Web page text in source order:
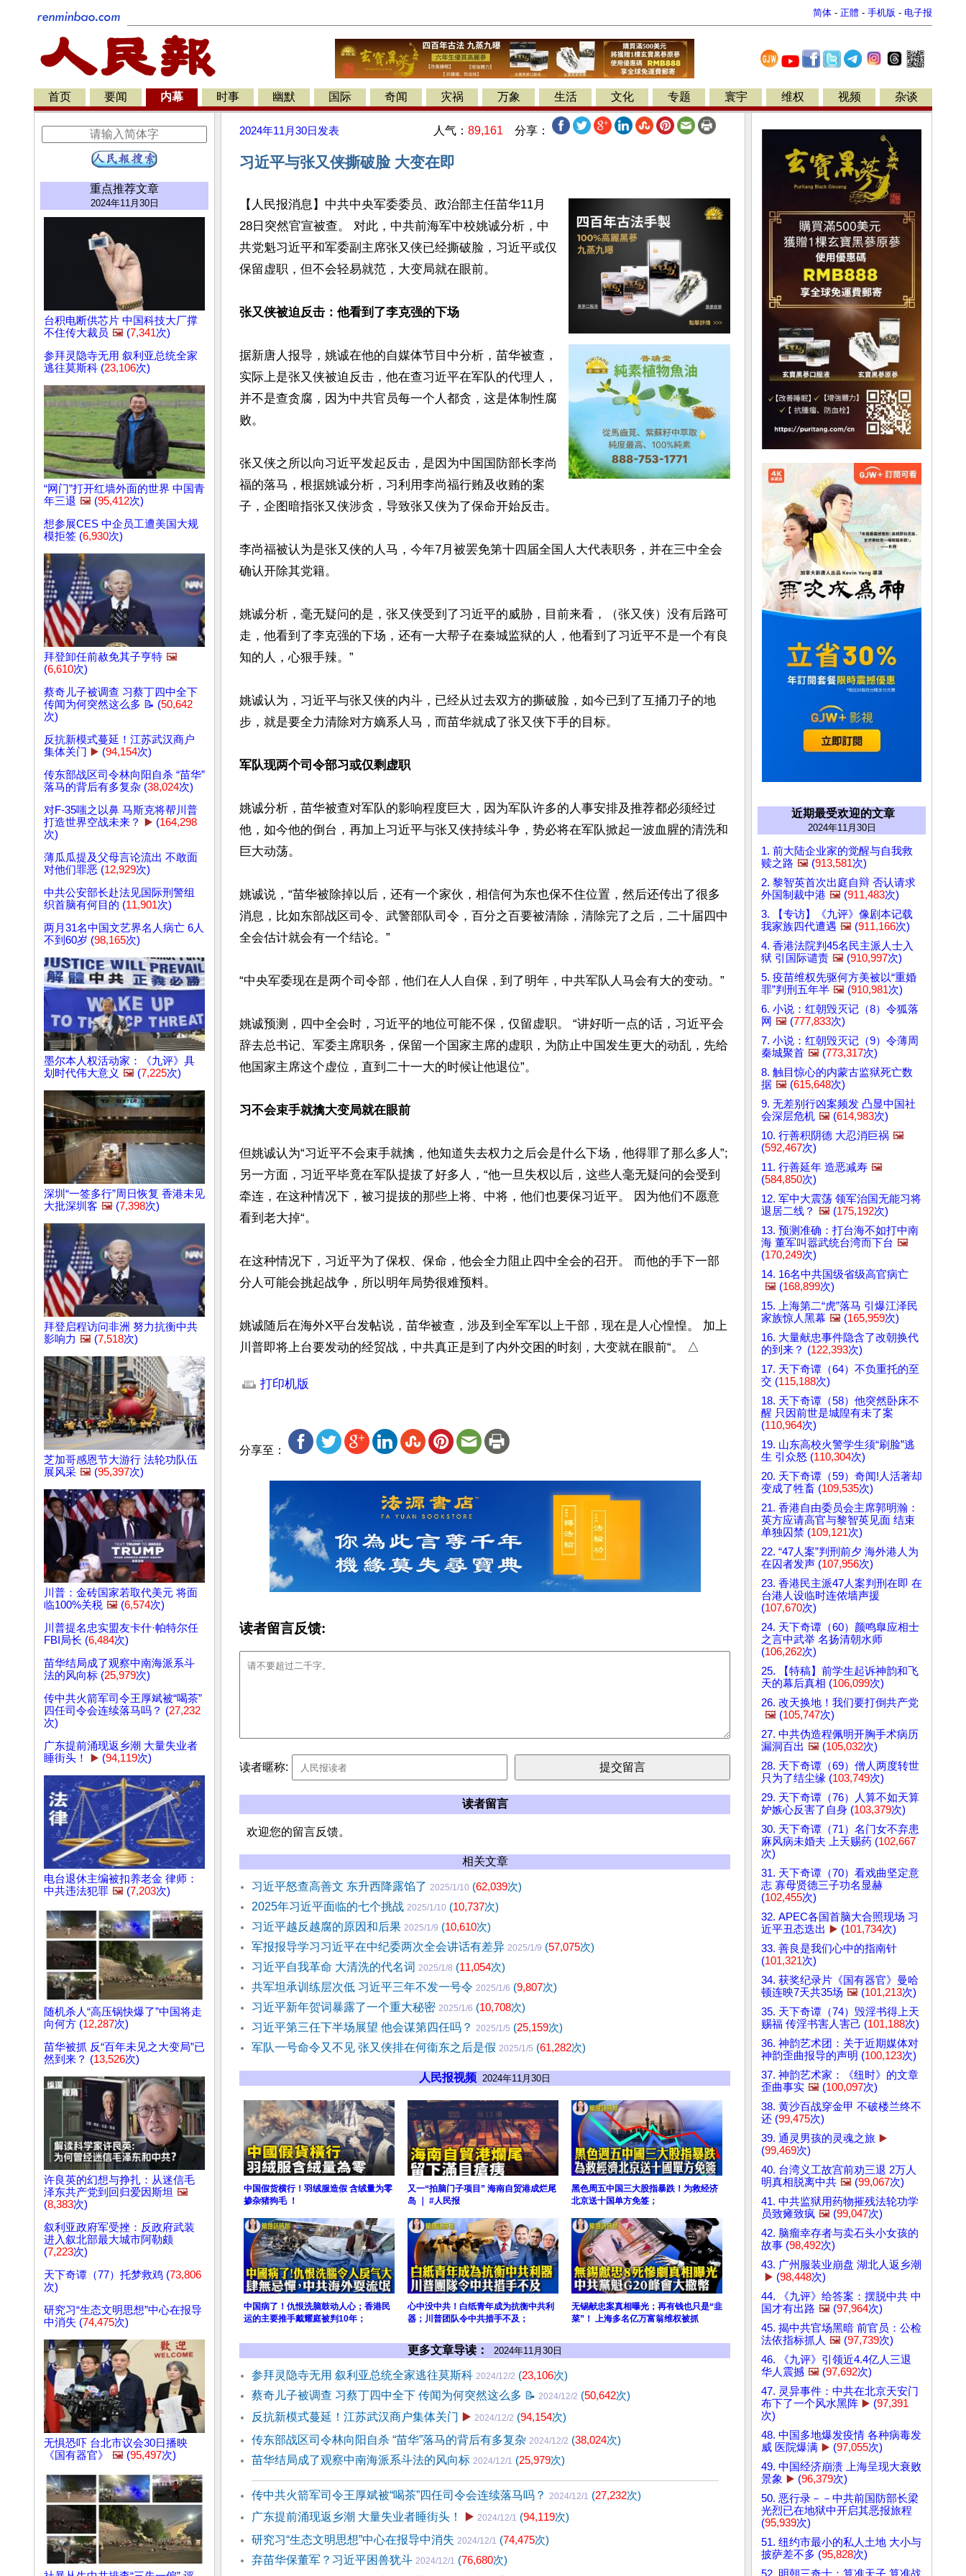
简体 - 正體 - 手机版 - 电子报
首页 要闻 内幕 时事 幽默 国际 奇闻 灾祸 万象 生活 文化 专题 寰宇 维权 视频 杂谈
重点推荐文章
2024年11月30日
台积电断供芯片 中国科技大厂撑
不住传大裁员 🖼️ (7,341次)
参拜灵隐寺无用 叙利亚总统全家
逃往莫斯科 (23,106次)
“网门”打开红墙外面的世界 中国青
年三退 🖼️ (95,412次)
想参展CES 中企员工遭美国大规
模拒签 (6,930次)
拜登卸任前赦免其子亨特 🖼️
(6,610次)
蔡奇儿子被调查 习蔡丁四中全下
传闻为何突然这么多 📝 (50,642
次)
反抗新模式蔓延！江苏武汉商户
集体关门 ▶️ (94,154次)
传东部战区司令林向阳自杀 “苗华”
落马的背后有多复杂 (38,024次)
对F-35嗤之以鼻 马斯克将帮川普
打造世界空战未来？
▶️ (164,298
次)
薄瓜瓜提及父母言论流出 不敢面
对他们罪恶 (12,929次)
中共公安部长赴法见国际刑警组
织首脑有何目的 (11,901次)
两月31名中国文艺界名人病亡 6人
不到60岁 (98,165次)
墨尔本人权活动家：《九评》具
划时代伟大意义 🖼️ (7,225次)
深圳“一签多行”周日恢复 香港未见
大批深圳客 🖼️ (7,398次)
拜登启程访问非洲 努力抗衡中共
影响力 🖼️ (7,518次)
芝加哥感恩节大游行 法轮功队伍
展风采 🖼️ (95,397次)
川普：金砖国家若取代美元 将面
临100%关税 🖼️ (6,574次)
川普提名忠实盟友卡什·帕特尔任
FBI局长 (6,484次)
苗华结局成了观察中南海派系斗
法的风向标 (25,979次)
传中共火箭军司令王厚斌被“喝茶”
四任司令会连续落马吗？ (27,232
次)
广东提前涌现返乡潮 大量失业者
睡街头！
▶️ (94,119次)
电台退休主编被扣养老金 律师：
中共违法犯罪 🖼️ (7,203次)
随机杀人“高压锅快爆了”中国将走
向何方 (12,287次)
苗华被抓 反“百年未见之大变局”已
然到来？ (13,526次)
许良英的幻想与挣扎：从迷信毛
泽东共产党到回归爱因斯坦 🖼️
(8,383次)
叙利亚政府军受挫：反政府武装
进入叙北部最大城市阿勒颇
(7,223次)
天下奇谭（77）托梦救鸡 (73,806
次)
研究习“生态文明思想”中心在报导
中消失 (74,475次)
无惧恐吓 台北市议会30日播映
《国有器官》
🖼️ (95,497次)
2024年11月30日 发表 人气： 89,161 分享：
习近平与张又侠撕破脸 大变在即
【人民报消息】中共中央军委委员、政治部主任苗华11月
28日突然官宣被查。 对此，中共前海军中校姚诚分析，中
共党魁习近平和军委副主席张又侠已经撕破脸，习近平或仅
保留虚职，但不会轻易就范，大变局就在眼前。
张又侠被迫反击：他看到了李克强的下场
据新唐人报导，姚诚在他的自媒体节目中分析，苗华被查，
实际上是张又侠被迫反击，他在查习近平在军队的代理人，
并不是查贪腐，因为中共官员每一个人都贪，这是体制性腐
败。
张又侠之所以向习近平发起反击，是因为中国国防部长李尚
福的落马，根据姚诚分析，习利用李尚福行贿及收贿的案
子，企图暗指张又侠涉贪，导致张又侠为了保命开始反击。
李尚福被认为是张又侠的人马，今年7月被罢免第十四届全国人大代表职务，并在三中全会
确认开除其党籍。
姚诚分析，毫无疑问的是，张又侠受到了习近平的威胁，目前来看，（张又侠）没有后路可
走，他看到了李克强的下场，还有一大帮子在秦城监狱的人，他看到了习近平不是一个有良
知的人，心狠手辣。”
姚诚认为，习近平与张又侠的内斗，已经从过去双方的撕破脸，如今已到了互捅刀子的地
步，就是要全力清除对方嫡系人马，而苗华就成了张又侠下手的目标。
军队现两个司令部习或仅剩虚职
姚诚分析，苗华被查对军队的影响程度巨大，因为军队许多的人事安排及推荐都必须经过
他，如今他的倒台，再加上习近平与张又侠持续斗争，势必将在军队掀起一波血腥的清洗和
巨大动荡。
姚诚说，“苗华被除掉以后，还有一个家伙，相信何为东也保不住位置，然后还传出了很多
消息，比如东部战区司令、武警部队司令，百分之百要被清除，清除完了之后，二十届四中
全会估计就会有一个结论。”
“中央军委现在是两个司令部，他们在人人自保，到了明年，中共军队人马会有大的变动。”
姚诚预测，四中全会时，习近平的地位可能不保，仅留虚职。 “讲好听一点的话，习近平会
辞去总书记、军委主席职务，保留一个国家主席的虚职，为防止中国发生更大的动乱，先给
他国家主席这个虚位，直到二十一大的时候让他退位”。
习不会束手就擒大变局就在眼前
但姚诚认为“习近平不会束手就擒，他知道失去权力之后会是什么下场，他得罪了那么多人”;
另一方面，习近平毕竟在军队提拔了好多人，“他一旦失权以后，这些人毫无疑问的会受到
牵连，在这种情况下，被习提拔的那些上将、中将，他们也要保习近平。 因为他们不愿意
看到老大掉“。
在这种情况下，习近平为了保权、保命，他会全力阻止四中全会的召开。 而他的手下一部
分人可能会挑起战争，所以明年局势很难预料。
姚诚随后在海外X平台发帖说，苗华被查，涉及到全军军以上干部，现在是人心惶惶。 加上
川普即将上台要发动的经贸战，中共真正是到了内外交困的时刻，大变就在眼前“。 △
打印机版
分享至：
读者留言反馈:
读者暱称:
读者留言
欢迎您的留言反馈。
相关文章
习近平怒查高善文 东升西降露馅了 2025/1/10 (62,039次)
2025年习近平面临的七个挑战 2025/1/10 (10,737次)
习近平越反越腐的原因和后果 2025/1/9 (10,610次)
军报报导学习习近平在中纪委两次全会讲话有差异 2025/1/9 (57,075次)
习近平自我革命 大清洗的代名词 2025/1/8 (11,054次)
共军坦承训练层次低 习近平三年不发一号令 2025/1/6 (9,807次)
习近平新年贺词暴露了一个重大秘密 2025/1/6 (10,708次)
习近平第三任下半场展望 他会谋第四任吗？ 2025/1/5 (25,159次)
军队一号命令又不见 张又侠排在何衞东之后是假 2025/1/5 (61,282次)
人民报视频 2024年11月30日
中国假货横行！羽绒服造假 含绒量为零
掺杂猪狗毛 ！
又一“拍脑门子项目” 海南自贸港成烂尾
岛 ｜ #人民报
黑色周五中国三大股指暴跌！为救经济
北京送十国单方免签；
中国病了！仇恨洗脑鼓动人心；香港民
运的主要推手戴耀庭被判10年；
心中没中共！白纸青年成为抗衡中共利
器；川普团队令中共措手不及；
无锡献忠案真相曝光；再有钱也只是“韭
菜”！ 上海多名亿万富翁维权被抓
更多文章导读： 2024年11月30日
参拜灵隐寺无用 叙利亚总统全家逃往莫斯科 2024/12/2 (23,106次)
蔡奇儿子被调查 习蔡丁四中全下 传闻为何突然这么多 📝 2024/12/2 (50,642次)
反抗新模式蔓延！江苏武汉商户集体关门 ▶️ 2024/12/2 (94,154次)
传东部战区司令林向阳自杀 “苗华”落马的背后有多复杂 2024/12/2 (38,024次)
苗华结局成了观察中南海派系斗法的风向标 2024/12/1 (25,979次)
传中共火箭军司令王厚斌被“喝茶”四任司令会连续落马吗？ 2024/12/1 (27,232次)
广东提前涌现返乡潮 大量失业者睡街头！
▶️ 2024/12/1 (94,119次)
研究习“生态文明思想”中心在报导中消失 2024/12/1 (74,475次)
弃苗华保董军？习近平困兽犹斗 2024/12/1 (76,680次)
近期最受欢迎的文章
2024年11月30日
1. 前大陆企业家的觉醒与自我救
赎之路 🖼️ (913,581次)
2. 黎智英首次出庭自辩 否认请求
外国制裁中港 🖼️ (911,483次)
3. 【专访】《九评》像剧本记载
我家族四代遭遇 🖼️ (911,166次)
4. 香港法院判45名民主派人士入
狱 引国际谴责 🖼️ (910,997次)
5. 疫苗维权先驱何方美被以“重婚
罪”判刑五年半 🖼️ (910,981次)
6. 小说：红朝毁灭记（8）令狐落
网 🖼️ (777,833次)
7. 小说：红朝毁灭记（9）令薄周
秦城聚首 🖼️ (773,317次)
8. 触目惊心的内蒙古监狱死亡数
据 🖼️ (615,648次)
9. 无差别行凶案频发 凸显中国社
会深层危机 🖼️ (614,983次)
10. 行善积阴德 大忍消巨祸 🖼️
(592,467次)
11. 行善延年 造恶减寿 🖼️
(584,850次)
12. 军中大震荡 领军治国无能习将
退居二线？ 🖼️ (175,192次)
13. 预测准确：打台海不如打中南
海 董军叫嚣武统台湾而下台 🖼️
(170,249次)
14. 16名中共国级省级高官病亡
🖼️ (168,899次)
15. 上海第二“虎”落马 引爆江泽民
家族惊人黑幕 🖼️ (165,959次)
16. 大量献忠事件隐含了改朝换代
的到来？ (122,393次)
17. 天下奇谭（64）不负重托的至
交 (115,188次)
18. 天下奇谭（58）他突然卧床不
醒 只因前世是城隍有未了案
(110,964次)
19. 山东高校火警学生须“刷脸”逃
生 引众怒 (110,304次)
20. 天下奇谭（59）奇闻!人活著却
变成了牲畜 (109,535次)
21. 香港自由委员会主席郭明瀚：
英方应请高官与黎智英见面 结束
单独囚禁 (109,121次)
22. “47人案”判刑前夕 海外港人为
在囚者发声 (107,956次)
23. 香港民主派47人案判刑在即 在
台港人设临时连侬墙声援
(107,670次)
24. 天下奇谭（60）颜鸣臯应相士
之言中武举 名扬清朝水师
(106,262次)
25. 【特稿】前学生起诉神韵和飞
天的幕后真相 (106,099次)
26. 改天换地！我们要打倒共产党
🖼️ (105,747次)
27. 中共伪造程佩明开胸手术病历
漏洞百出 🖼️ (105,032次)
28. 天下奇谭（69）僧人两度转世
只为了结尘缘 (103,749次)
29. 天下奇谭（76）人算不如天算
妒嫉心反害了自身 (103,379次)
30. 天下奇谭（71）名门女不弃患
麻风病未婚夫 上天赐药 (102,667
次)
31. 天下奇谭（70）看戏曲坚定意
志 寡母贤德三子功名显赫
(102,455次)
32. APEC各国首脑大合照现场 习
近平丑态迭出 ▶️ (101,734次)
33. 善良是我们心中的指南针
(101,321次)
34. 获奖纪录片《国有器官》曼哈
顿连映7天共35场 🖼️ (101,213次)
35. 天下奇谭（74）毁淫书得上天
赐福 传淫书害人害己 (101,188次)
36. 神韵艺术团：关于近期媒体对
神韵歪曲报导的声明 (100,123次)
37. 神韵艺术家：《纽时》的文章
歪曲事实 🖼️ (100,097次)
38. 黄沙百战穿金甲 不破楼兰终不
还 (99,475次)
39. 通灵男孩的灵魂之旅 ▶️
(99,469次)
40. 台湾义工故宫前劝三退 2万人
明真相脱离中共 🖼️ (99,067次)
41. 中共监狱用药物摧残法轮功学
员致瘫致疯 🖼️ (99,047次)
42. 脑瘤幸存者与卖石头小女孩的
故事 (98,492次)
43. 广州服装业崩盘 湖北人返乡潮
▶️ (98,448次)
44. 《九评》给答案：摆脱中共 中
国才有出路 🖼️ (97,964次)
45. 揭中共官场黑暗 前官员：公检
法依指标抓人 🖼️ (97,739次)
46. 《九评》引领近4.4亿人三退
华人震撼 🖼️ (97,692次)
47. 灵异事件：中共在北京天安门
布下了一个风水黑阵 ▶️ (97,391
次)
48. 中国多地爆发疫情 各种病毒发
威 医院爆满 ▶️ (97,055次)
49. 中国经济崩溃 上海呈现大衰败
景象 ▶️ (96,379次)
50. 恶行录－－中共前国防部长梁
光烈已在地狱中开启其恶报旅程
(95,939次)
51. 纽约市最小的私人土地 大小与
披萨差不多 (95,828次)